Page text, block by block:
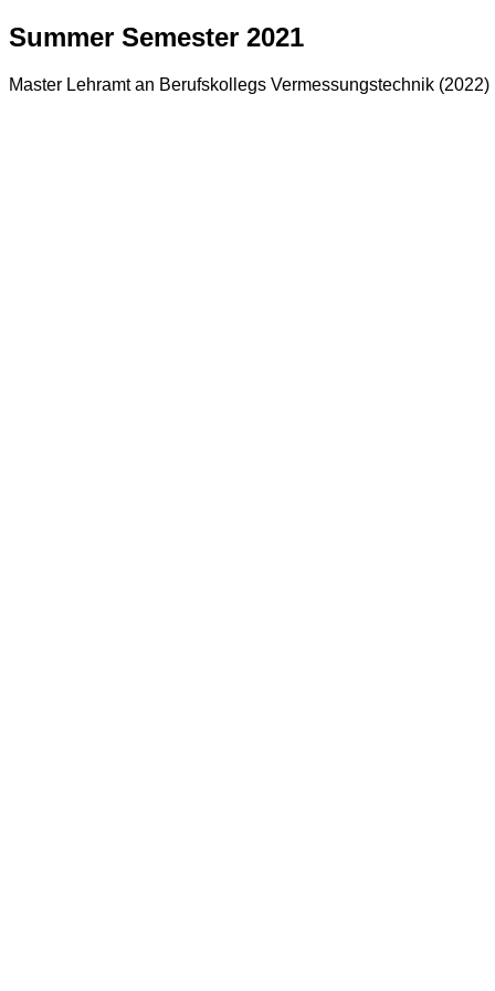
Summer Semester 2021
Master Lehramt an Berufskollegs Vermessungstechnik (2022)